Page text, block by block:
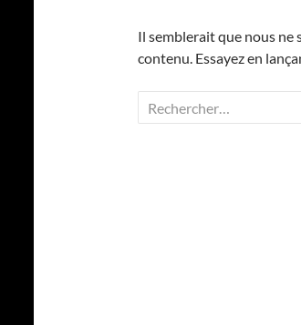
Il semblerait que nous ne
contenu. Essayez en
Rechercher :